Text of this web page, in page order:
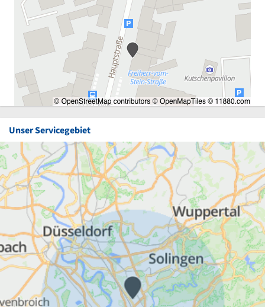
Unser Servicegebiet